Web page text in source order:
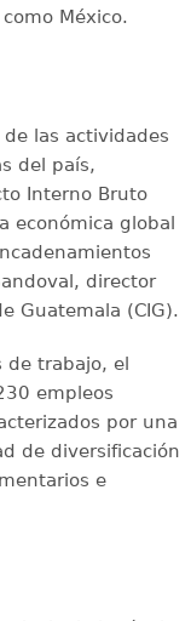
México.
las actividades
del país,
Interno Bruto
económica global
director
Guatemala (CIG).
de trabajo, el
empleos
por una
de diversificación
e